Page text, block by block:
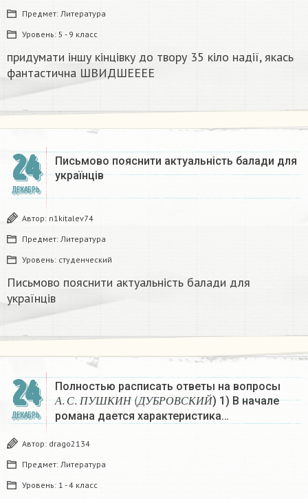
Предмет: Литература
Уровень: 5 - 9 класс
придумати іншу кінцівку до твору 35 кіло надії, якась
фантастична​ ШВИДШЕЕЕЕ
24
ДЕКАБРЬ
Письмово пояснити актуальність балади для
українців
Автор: n1kitalev74
Предмет: Литература
Уровень: студенческий
Письмово пояснити актуальність балади для
українців
24
ДЕКАБРЬ
Полностью расписать ответы на вопросы
А С П У Ш КИ Н
А С. ПУШКИН
Д УБР ОВ СКИЙ
(ДУБРОВСКИЙ) 1) В начале
романа дается характеристика…
Автор: drago2134
Предмет: Литература
Уровень: 1 - 4 класс